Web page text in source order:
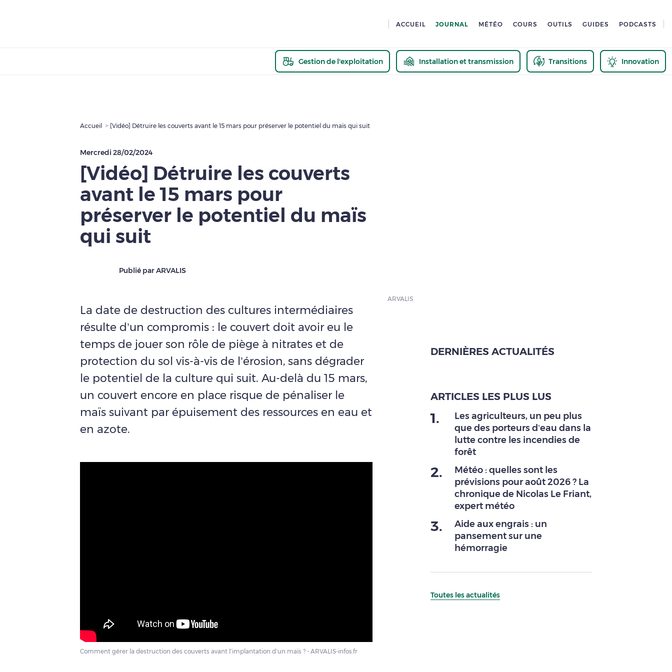
ACCUEIL JOURNAL MÉTÉO COURS OUTILS GUIDES PODCASTS
Gestion de l'exploitation Installation et transmission Transitions Innovation
Accueil [Vidéo] Détruire les couverts avant le 15 mars pour préserver le potentiel du maïs qui suit
Mercredi 28/02/2024
[Vidéo] Détruire les couverts
avant le 15 mars pour
préserver le potentiel du maïs
qui suit
Publié par ARVALIS
La date de destruction des cultures intermédiaires
résulte d’un compromis : le couvert doit avoir eu le
temps de jouer son rôle de piège à nitrates et de
protection du sol vis-à-vis de l’érosion, sans dégrader
le potentiel de la culture qui suit. Au-delà du 15 mars,
un couvert encore en place risque de pénaliser le
maïs suivant par épuisement des ressources en eau et
en azote.
Comment gérer la destruction des couverts avant l’implantation d’un maïs ? - ARVALIS-infos.fr
ARVALIS
DERNIÈRES ACTUALITÉS
ARTICLES LES PLUS LUS
1.
Les agriculteurs, un peu plus
que des porteurs d’eau dans la
lutte contre les incendies de
forêt
2.
Météo : quelles sont les
prévisions pour août 2026 ? La
chronique de Nicolas Le Friant,
expert météo
3.
Aide aux engrais : un
pansement sur une
hémorragie
Toutes les actualités